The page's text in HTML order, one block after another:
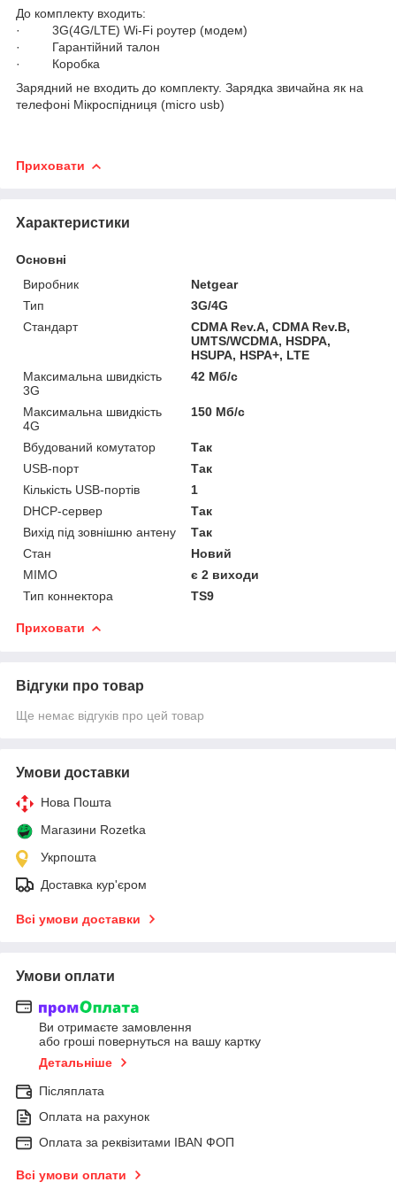
До комплекту входить:
· 3G(4G/LTE) Wi-Fi роутер (модем)
· Гарантійний талон
· Коробка
Зарядний не входить до комплекту. Зарядка звичайна як на
телефоні Мікроспідниця (micro usb)
Приховати
Характеристики
Основні
Виробник
Netgear
Тип
3G/4G
Стандарт
CDMA Rev.A, CDMA Rev.B,
UMTS/WCDMA, HSDPA,
HSUPA, HSPA+, LTE
Максимальна швидкість
3G
42 Мб/с
Максимальна швидкість
4G
150 Мб/с
Вбудований комутатор
Так
USB-порт
Так
Кількість USB-портів
1
DHCP-сервер
Так
Вихід під зовнішню антену
Так
Стан
Новий
MIMO
є 2 виходи
Тип коннектора
TS9
Приховати
Відгуки про товар
Ще немає відгуків про цей товар
Умови доставки
Нова Пошта
Магазини Rozetka
Укрпошта
Доставка кур'єром
Всі умови доставки
Умови оплати
Ви отримаєте замовлення
або гроші повернуться на вашу картку
Детальніше
Післяплата
Оплата на рахунок
Оплата за реквізитами IBAN ФОП
Всі умови оплати